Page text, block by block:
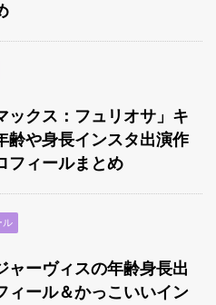
ックス：フュリオサ」キ
齢や身長インスタ出演作
フィールまとめ
ル
ャーヴィスの年齢身長出
ィール＆かっこいいイン